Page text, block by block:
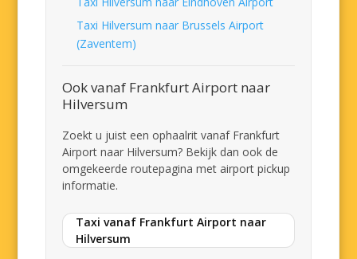
Taxi Hilversum naar Brussels Airport
(Zaventem)
Ook vanaf Frankfurt Airport naar
Hilversum
Zoekt u juist een ophaalrit vanaf Frankfurt
Airport naar Hilversum? Bekijk dan ook de
omgekeerde routepagina met airport pickup
informatie.
Taxi vanaf Frankfurt Airport naar
Hilversum